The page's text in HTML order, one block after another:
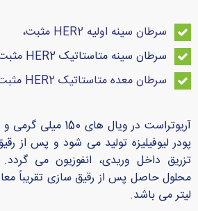
سرطان سینه اولیه HER2 مثبت،
سرطان سینه متاستاتیک HER2 مثبت،
سرطان معده متاستاتیک HER2 مثبت.
پودر لیوفیلیزه تولید می شود و پس از
تزریق داخل وریدی، انفوزیون می
لیتر می باشد.